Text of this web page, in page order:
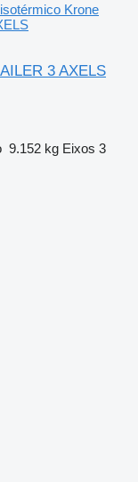
Krone
3 AXELS
9.152 kg Eixos 3